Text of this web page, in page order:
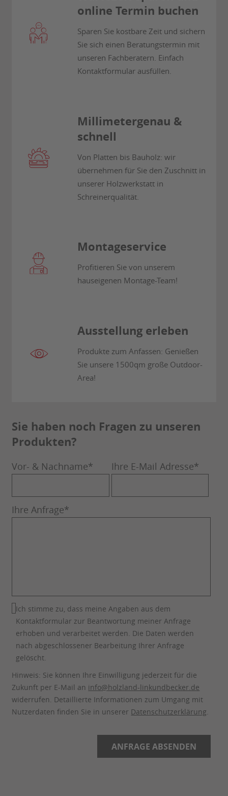
online Termin buchen
Sparen Sie kostbare Zeit und sichern
Sie sich einen Beratungstermin mit
unseren Fachberatern. Einfach
Kontaktformular ausfüllen.
Millimetergenau &
schnell
Von Platten bis Bauholz: wir
übernehmen für Sie den Zuschnitt in
unserer Holzwerkstatt in
Schreinerqualität.
Montageservice
Profitieren Sie von unserem
hauseigenen Montage-Team!
Ausstellung erleben
Produkte zum Anfassen: Genießen
Sie unsere 1500qm große Outdoor-
Area!
Sie haben noch Fragen zu unseren
Produkten?
Vor- & Nachname* Ihre E-Mail Adresse*
Ihre Anfrage*
Ich stimme zu, dass meine Angaben aus dem
Kontaktformular zur Beantwortung meiner Anfrage
erhoben und verarbeitet werden. Die Daten werden
nach abgeschlossener Bearbeitung Ihrer Anfrage
gelöscht.
Hinweis: Sie können Ihre Einwilligung jederzeit für die
Zukunft per E-Mail an info@holzland-linkundbecker.de
widerrufen. Detaillierte Informationen zum Umgang mit
Nutzerdaten finden Sie in unserer Datenschutzerklärung